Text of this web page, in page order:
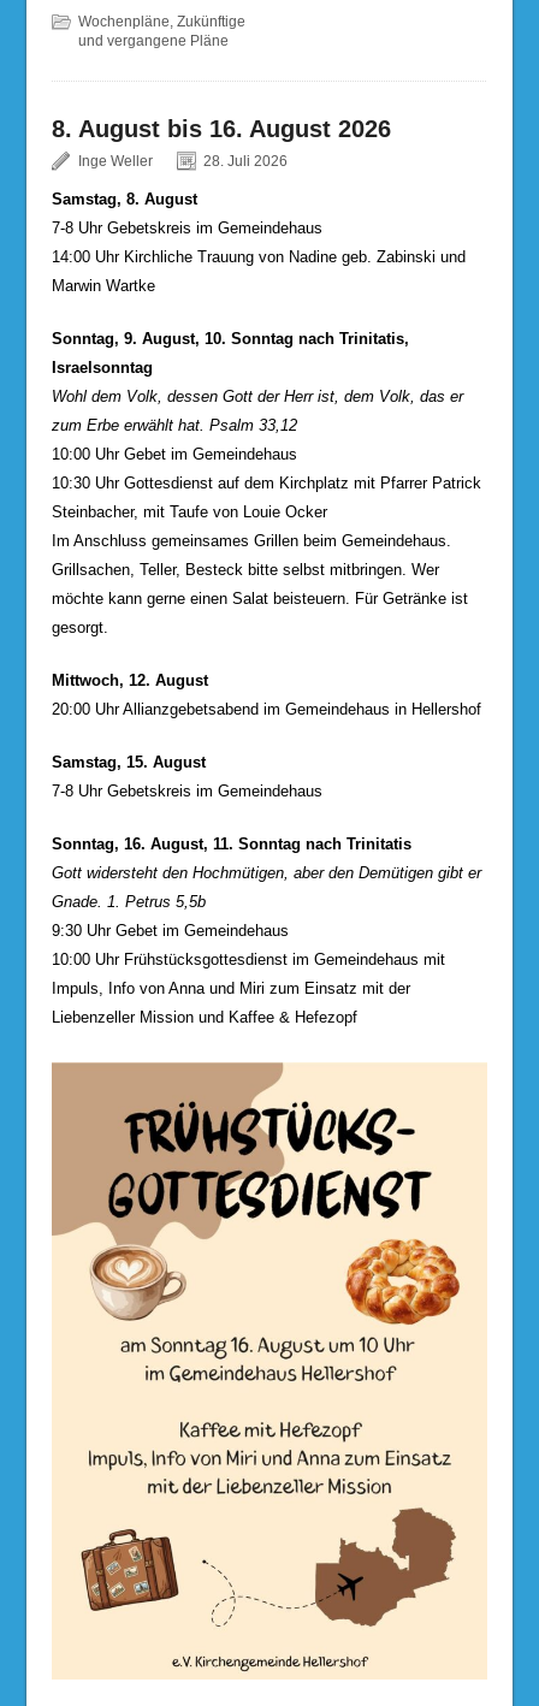
Wochenpläne, Zukünftige
und vergangene Pläne
8. August bis 16. August 2026
Inge Weller 28. Juli 2026
Samstag, 8. August
7-8 Uhr Gebetskreis im Gemeindehaus
14:00 Uhr Kirchliche Trauung von Nadine geb. Zabinski und
Marwin Wartke
Sonntag, 9. August, 10. Sonntag nach Trinitatis,
Israelsonntag
Wohl dem Volk, dessen Gott der Herr ist, dem Volk, das er
zum Erbe erwählt hat. Psalm 33,12
10:00 Uhr Gebet im Gemeindehaus
10:30 Uhr Gottesdienst auf dem Kirchplatz mit Pfarrer Patrick
Steinbacher, mit Taufe von Louie Ocker
Im Anschluss gemeinsames Grillen beim Gemeindehaus.
Grillsachen, Teller, Besteck bitte selbst mitbringen. Wer
möchte kann gerne einen Salat beisteuern. Für Getränke ist
gesorgt.
Mittwoch, 12. August
20:00 Uhr Allianzgebetsabend im Gemeindehaus in Hellershof
Samstag, 15. August
7-8 Uhr Gebetskreis im Gemeindehaus
Sonntag, 16. August, 11. Sonntag nach Trinitatis
Gott widersteht den Hochmütigen, aber den Demütigen gibt er
Gnade. 1. Petrus 5,5b
9:30 Uhr Gebet im Gemeindehaus
10:00 Uhr Frühstücksgottesdienst im Gemeindehaus mit
Impuls, Info von Anna und Miri zum Einsatz mit der
Liebenzeller Mission und Kaffee & Hefezopf